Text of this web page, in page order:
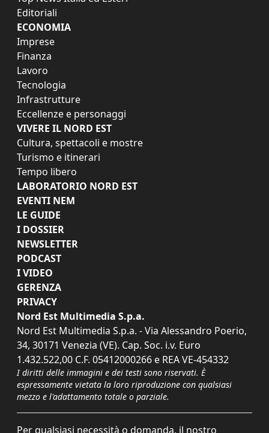
Editoriali
ECONOMIA
Imprese
Finanza
Lavoro
Tecnologia
Infrastrutture
Eccellenze e personaggi
VIVERE IL NORD EST
Cultura, spettacoli e mostre
Turismo e itinerari
Tempo libero
LABORATORIO NORD EST
EVENTI NEM
LE GUIDE
I DOSSIER
NEWSLETTER
PODCAST
I VIDEO
GERENZA
PRIVACY
Nord Est Multimedia S.p.a.
Nord Est Multimedia S.p.a. - Via Alessandro Poerio,
34, 30171 Venezia (VE). Cap. Soc. i.v. Euro
1.432.522,00 C.F. 05412000266 e REA VE-454332
I diritti delle immagini e dei testi sono riservati. È
espressamente vietata la loro riproduzione con qualsiasi
mezzo e l'adattamento totale o parziale.
Per qualsiasi necessità o domanda, il nostro